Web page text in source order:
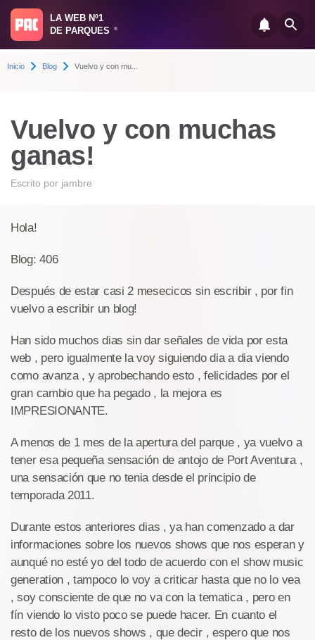
LA WEB Nº1
DE PARQUES
®
Inicio Blog Vuelvo y con mu...
Vuelvo y con muchas
ganas!
Escrito por jambre
Hola!
Blog: 406
Después de estar casi 2 mesecicos sin escribir , por fin
vuelvo a escribir un blog!
Han sido muchos dias sin dar señales de vida por esta
web , pero igualmente la voy siguiendo dia a dia viendo
como avanza , y aprobechando esto , felicidades por el
gran cambio que ha pegado , la mejora es
IMPRESIONANTE.
A menos de 1 mes de la apertura del parque , ya vuelvo a
tener esa pequeña sensación de antojo de Port Aventura ,
una sensación que no tenia desde el principio de
temporada 2011.
Durante estos anteriores dias , ya han comenzado a dar
informaciones sobre los nuevos shows que nos esperan y
aunqué no esté yo del todo de acuerdo con el show music
generation , tampoco lo voy a criticar hasta que no lo vea
, soy consciente de que no va con la tematica , pero en
fín viendo lo visto poco se puede hacer. En cuanto el
resto de los nuevos shows , que decir , espero que nos